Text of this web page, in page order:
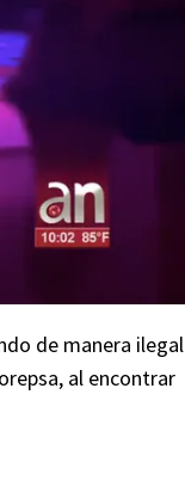
de manera ilegal
al encontrar